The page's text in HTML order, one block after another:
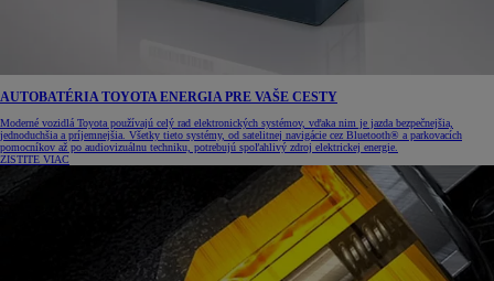
AUTOBATÉRIA TOYOTA ENERGIA PRE VAŠE CESTY
Moderné vozidlá Toyota používajú celý rad elektronických systémov, vďaka nim je jazda bezpečnejšia,
jednoduchšia a príjemnejšia. Všetky tieto systémy, od satelitnej navigácie cez Bluetooth® a parkovacích
pomocníkov až po audiovizuálnu techniku, potrebujú spoľahlivý zdroj elektrickej energie.
ZISTITE VIAC